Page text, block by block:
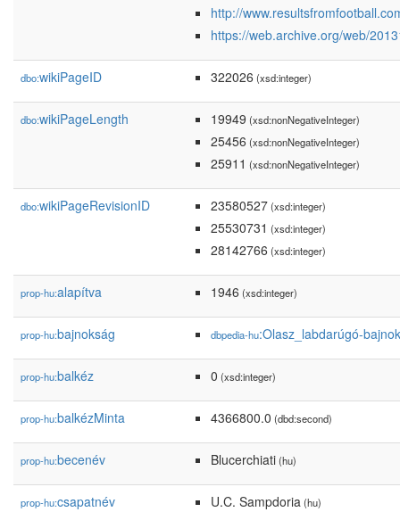
http://
https://web.archive.org/web/
dbo:wikiPageID 322026 (xsd:integer)
dbo:wikiPageLength 19949 (xsd:nonNegativeInteger)
25456 (xsd:nonNegativeInteger)
25911 (xsd:nonNegativeInteger)
dbo:wikiPageRevisionID 23580527(xsd:integer)
25530731 (xsd:integer)
28142766 (xsd:integer)
prop-hu:alapítva 1946 (xsd:integer)
prop-hu:bajnokság dbpedia-hu:Olasz_labdarúgó-
prop-hu:balkéz 0 (xsd:integer)
prop-hu:balkézMinta 4366800.0 (dbd:second)
prop-hu:becenév Blucerchiati(hu)
prop-hu:csapatnév U.C. Sampdoria(hu)